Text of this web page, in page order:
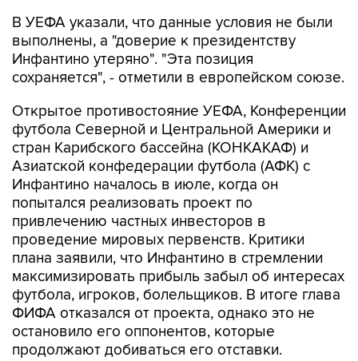
В УЕФА указали, что данные условия не были
выполнены, а "доверие к президентству
Инфантино утеряно". "Эта позиция
сохраняется", - отметили в европейском союзе.
Открытое противостояние УЕФА, Конференции
футбола Северной и Центральной Америки и
стран Карибского бассейна (КОНКАКАФ) и
Азиатской конфедерации футбола (АФК) с
Инфантино началось в июле, когда он
попытался реализовать проект по
привлечению частных инвесторов в
проведение мировых первенств. Критики
плана заявили, что Инфантино в стремлении
максимизировать прибыль забыл об интересах
футбола, игроков, болельщиков. В итоге глава
ФИФА отказался от проекта, однако это не
остановило его оппонентов, которые
продолжают добиваться его отставки.